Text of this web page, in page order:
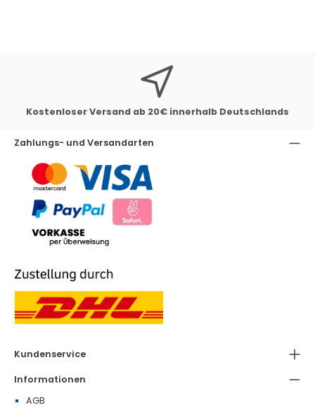
Kostenloser Versand ab 20€ innerhalb Deutschlands
Zahlungs- und Versandarten
Kundenservice
Informationen
AGB